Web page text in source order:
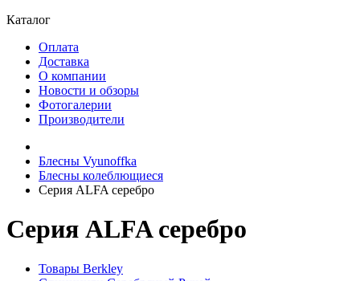
Каталог
Оплата
Доставка
О компании
Новости и обзоры
Фотогалерии
Производители
Блесны Vyunoffka
Блесны колеблющиеся
Серия ALFA серебро
Серия ALFA серебро
Товары Berkley